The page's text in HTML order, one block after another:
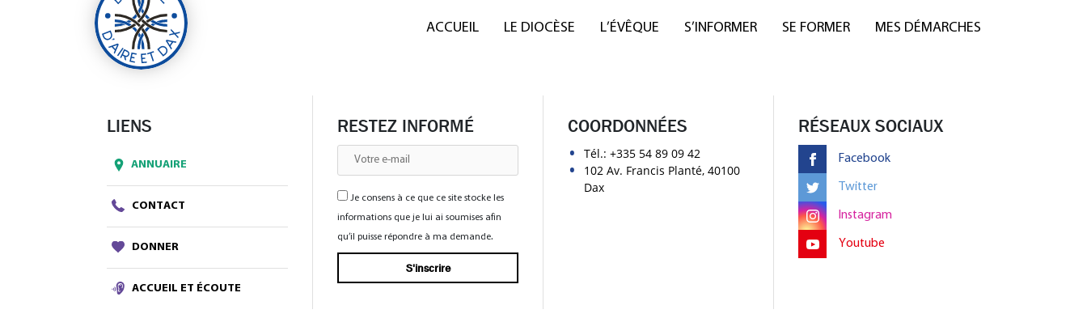
ACCUEIL LE DIOCÈSE L’ÉVÊQUE S’INFORMER SE FORMER MES DÉMARCHES
LIENS
ANNUAIRE
CONTACT
DONNER
ACCUEIL ET ÉCOUTE
RESTEZ INFORMÉ
Je consens à ce que ce site stocke les
informations que je lui ai soumises afin
qu’il puisse répondre à ma demande.
COORDONNÉES
Tél.: +335 54 89 09 42
102 Av. Francis Planté, 40100
Dax
RÉSEAUX SOCIAUX
Facebook
Twitter
Instagram
Youtube